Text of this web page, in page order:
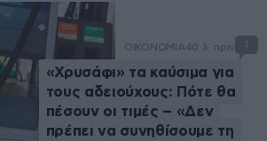
ΟΙΚΟΝΟΜΙΑ40 λ. πριν
«Χρυσάφι» τα καύσιμα για
τους αδειούχους: Πότε θα
πέσουν οι τιμές – «Δεν
πρέπει να συνηθίσουμε τη